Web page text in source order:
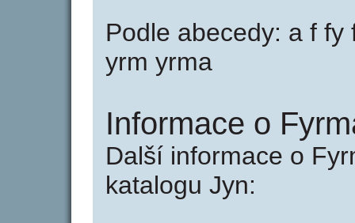
Podle abecedy: a f
yrm yrma
Informace o
Další informace o
katalogu Jyn: